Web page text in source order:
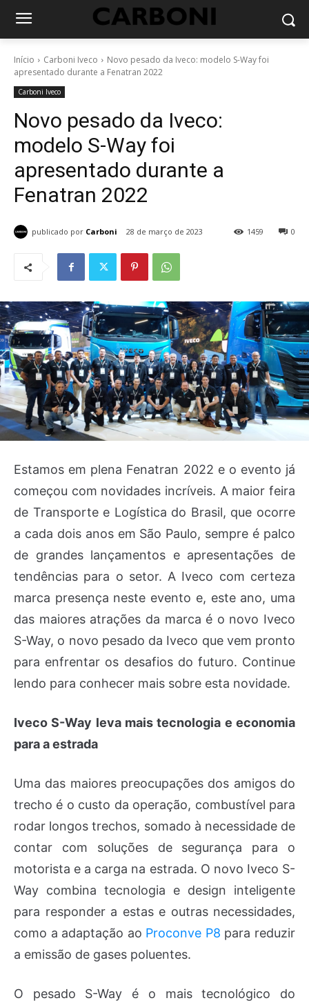
Início Carboni Iveco
Novo pesado da Iveco: modelo S-Way foi
apresentado durante a Fenatran 2022
Carboni Iveco
Novo pesado da Iveco:
modelo S-Way foi
apresentado durante a
Fenatran 2022
publicado por Carboni 28 de março de 2023 0
1459
Estamos em plena Fenatran 2022 e o evento já
começou com novidades incríveis. A maior feira
de Transporte e Logística do Brasil, que ocorre
a cada dois anos em São Paulo, sempre é palco
de grandes lançamentos e apresentações de
tendências para o setor. A Iveco com certeza
marca presença neste evento e, este ano, uma
das maiores atrações da marca é o novo Iveco
S-Way, o novo pesado da Iveco que vem pronto
para enfrentar os desafios do futuro. Continue
lendo para conhecer mais sobre esta novidade.
Iveco S-Way leva mais tecnologia e economia
para a estrada
Uma das maiores preocupações dos amigos do
trecho é o custo da operação, combustível para
rodar longos trechos, somado à necessidade de
contar com soluções de segurança para o
motorista e a carga na estrada. O novo Iveco S-
Way combina tecnologia e design inteligente
para responder a estas e outras necessidades,
como a adaptação ao Proconve P8 para reduzir
a emissão de gases poluentes.
O pesado S-Way é o mais tecnológico do